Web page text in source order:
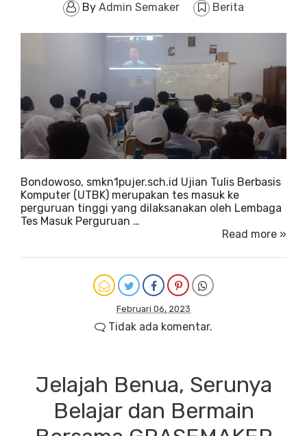
By Admin Semaker Berita
Bondowoso, smkn1pujer.sch.id Ujian Tulis Berbasis
Komputer (UTBK) merupakan tes masuk ke
perguruan tinggi yang dilaksanakan oleh Lembaga
Tes Masuk Perguruan …
Read more »
Februari 06, 2023
Tidak ada komentar.
Jelajah Benua, Serunya
Belajar dan Bermain